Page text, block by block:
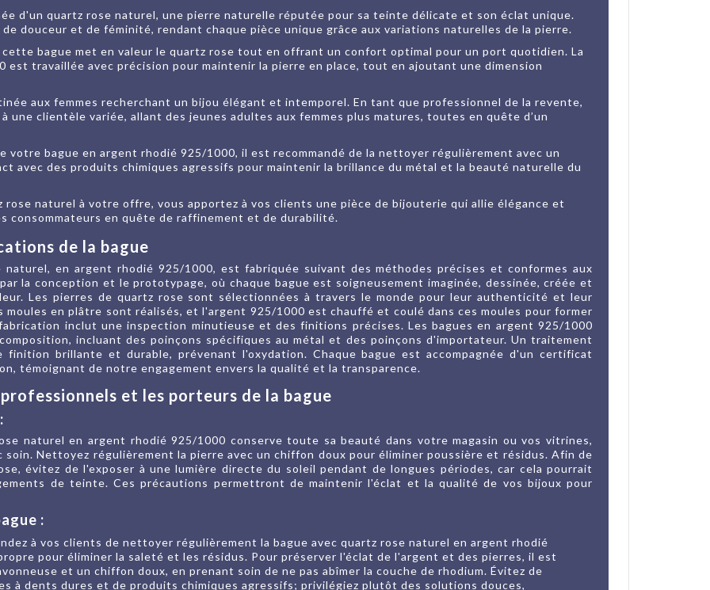
d'un quartz rose naturel, une pierre naturelle réputée pour sa teinte délicate et son éclat unique.
douceur et de féminité, rendant chaque pièce unique grâce aux variations naturelles de la pierre.
bague met en valeur le quartz rose tout en offrant un confort optimal pour un port quotidien. La
est travaillée avec précision pour maintenir la pierre en place, tout en ajoutant une dimension
aux femmes recherchant un bijou élégant et intemporel. En tant que professionnel de la revente,
une clientèle variée, allant des jeunes adultes aux femmes plus matures, toutes en quête d’un
votre bague en argent rhodié 925/1000, il est recommandé de la nettoyer régulièrement avec un
avec des produits chimiques agressifs pour maintenir la brillance du métal et la beauté naturelle du
naturel à votre offre, vous apportez à vos clients une pièce de bijouterie qui allie élégance et
consommateurs en quête de raffinement et de durabilité.
de la bague
naturel, en argent rhodié 925/1000, est fabriquée suivant des méthodes précises et conformes aux
la conception et le prototypage, où chaque bague est soigneusement imaginée, dessinée, créée et
Les pierres de quartz rose sont sélectionnées à travers le monde pour leur authenticité et leur
en plâtre sont réalisés, et l'argent 925/1000 est chauffé et coulé dans ces moules pour former
inclut une inspection minutieuse et des finitions précises. Les bagues en argent 925/1000
incluant des poinçons spécifiques au métal et des poinçons d'importateur. Un traitement
brillante et durable, prévenant l'oxydation. Chaque bague est accompagnée d'un certificat
témoignant de notre engagement envers la qualité et la transparence.
et les porteurs de la bague
naturel en argent rhodié 925/1000 conserve toute sa beauté dans votre magasin ou vos vitrines,
Nettoyez régulièrement la pierre avec un chiffon doux pour éliminer poussière et résidus. Afin de
évitez de l'exposer à une lumière directe du soleil pendant de longues périodes, car cela pourrait
de teinte. Ces précautions permettront de maintenir l'éclat et la qualité de vos bijoux pour
:
à vos clients de nettoyer régulièrement la bague avec quartz rose naturel en argent rhodié
pour éliminer la saleté et les résidus. Pour préserver l'éclat de l'argent et des pierres, il est
et un chiffon doux, en prenant soin de ne pas abîmer la couche de rhodium. Évitez de
à dents dures et de produits chimiques agressifs; privilégiez plutôt des solutions douces,